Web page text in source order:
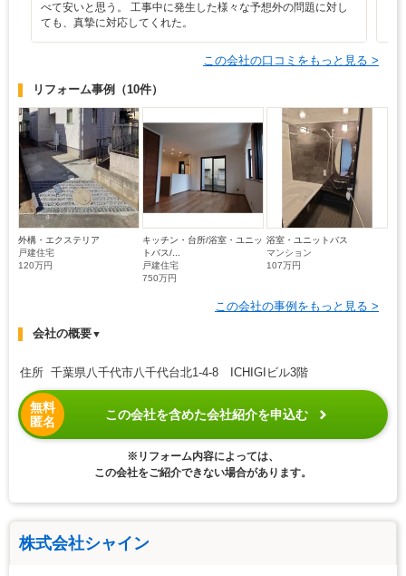
べて安いと思う。 工事中に発生した様々な予想外の問題に対し
ても、真摯に対応してくれた。
この会社の口コミをもっと見る >
リフォーム事例 （10件）
外構・エクステリア
戸建住宅
120万円
キッチン・台所/浴室・ユニッ
トバス/...
戸建住宅
750万円
浴室・ユニットバス
マンション
107万円
この会社の事例をもっと見る >
会社の概要▼
住所 千葉県八千代市八千代台北1-4-8 ICHIGIビル3階
無料
匿名
この会社を含めた会社紹介を申込む
※リフォーム内容によっては、
この会社をご紹介できない場合があります。
株式会社シャイン